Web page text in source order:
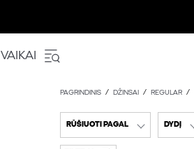
VAIKAI
PAGRINDINIS DŽINSAI REGULAR
RŪŠIUOTI PAGAL DYDĮ